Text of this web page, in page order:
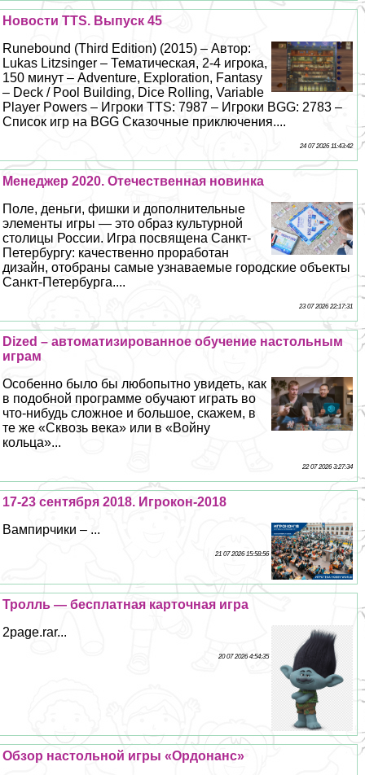
Новости TTS. Выпуск 45
Runebound (Third Edition) (2015) – Автор:
Lukas Litzsinger – Тематическая, 2-4 игрока,
150 минут – Adventure, Exploration, Fantasy
– Deck / Pool Building, Dice Rolling, Variable
Player Powers – Игроки TTS: 7987 – Игроки BGG: 2783 –
Список игр на BGG Сказочные приключения....
24 07 2026 11:43:42
Менеджер 2020. Отечественная новинка
Поле, деньги, фишки и дополнительные
элементы игры — это образ культурной
столицы России. Игра посвящена Санкт-
Петербургу: качественно проработан
дизайн, отобраны самые узнаваемые городские объекты
Санкт-Петербурга....
23 07 2026 22:17:31
Dized – автоматизированное обучение настольным
играм
Особенно было бы любопытно увидеть, как
в подобной программе обучают играть во
что-нибудь сложное и большое, скажем, в
те же «Сквозь века» или в «Войну
кольца»...
22 07 2026 3:27:34
17-23 сентября 2018. Игрокон-2018
Вампирчики – ...
21 07 2026 15:58:56
Тролль — бесплатная карточная игра
2page.rar...
20 07 2026 4:54:35
Обзор настольной игры «Ордонанс»